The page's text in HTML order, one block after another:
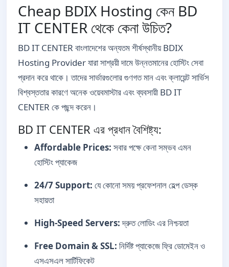
Cheap BDIX Hosting কেন BD
IT CENTER থেকে কেনা উচিত?
BD IT CENTER বাংলাদেশের অন্যতম শীর্ষস্থানীয় BDIX
Hosting Provider যারা সাশ্রয়ী দামে উন্নতমানের হোস্টিং সেবা
প্রদান করে থাকে। তাদের সার্ভারগুলোর গুণগত মান এবং ক্লায়েন্ট সার্ভিস
বিশ্বস্ততার কারণে অনেক ওয়েবমাস্টার এবং ব্যবসায়ী BD IT
CENTER কে পছন্দ করেন।
BD IT CENTER এর প্রধান বৈশিষ্ট্য:
Affordable Prices: সবার পক্ষে কেনা সম্ভব এমন
হোস্টিং প্যাকেজ
24/7 Support: যে কোনো সময় প্রফেশনাল হেল্প ডেস্ক
সহায়তা
High-Speed Servers:দ্রুত লোডিং এর নিশ্চয়তা
Free Domain & SSL: নির্দিষ্ট প্যাকেজে ফ্রি ডোমেইন ও
এসএসএল সার্টিফিকেট